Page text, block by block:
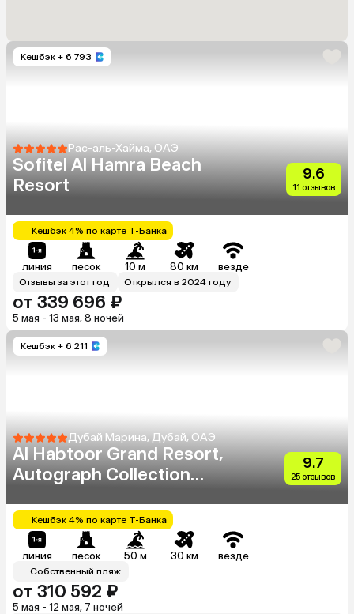
Кешбэк + 6 793
Рас-аль-Хайма, ОАЭ
Sofitel Al Hamra Beach
Resort
9.6
11 отзывов
Кешбэк 4% по карте Т-Банка
линия песок 10 м 80 км везде
Отзывы за этот год Открылся в 2024 году
от 339 696 ₽
5 мая - 13 мая, 8 ночей
Кешбэк + 6 211
Дубай Марина, Дубай, ОАЭ
Al Habtoor Grand Resort,
Autograph Collection
Resort & Spa)
9.7
25 отзывов
Кешбэк 4% по карте Т-Банка
линия песок 50 м 30 км везде
Собственный пляж
от 310 592 ₽
5 мая - 12 мая, 7 ночей